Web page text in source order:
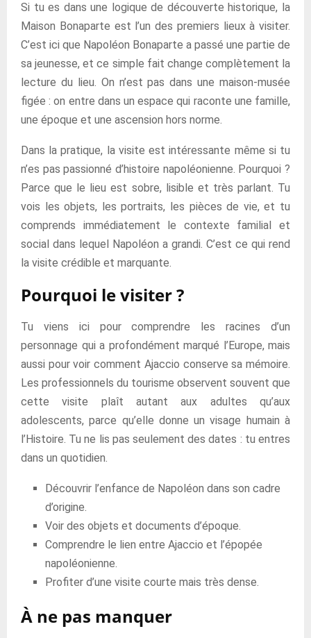
Si tu es dans une logique de découverte historique, la
Maison Bonaparte est l’un des premiers lieux à visiter.
C’est ici que Napoléon Bonaparte a passé une partie de
sa jeunesse, et ce simple fait change complètement la
lecture du lieu. On n’est pas dans une maison-musée
figée : on entre dans un espace qui raconte une famille,
une époque et une ascension hors norme.
Dans la pratique, la visite est intéressante même si tu
n’es pas passionné d’histoire napoléonienne. Pourquoi ?
Parce que le lieu est sobre, lisible et très parlant. Tu
vois les objets, les portraits, les pièces de vie, et tu
comprends immédiatement le contexte familial et
social dans lequel Napoléon a grandi. C’est ce qui rend
la visite crédible et marquante.
Pourquoi le visiter ?
Tu viens ici pour comprendre les racines d’un
personnage qui a profondément marqué l’Europe, mais
aussi pour voir comment Ajaccio conserve sa mémoire.
Les professionnels du tourisme observent souvent que
cette visite plaît autant aux adultes qu’aux
adolescents, parce qu’elle donne un visage humain à
l’Histoire. Tu ne lis pas seulement des dates : tu entres
dans un quotidien.
Découvrir l’enfance de Napoléon dans son cadre
d’origine.
Voir des objets et documents d’époque.
Comprendre le lien entre Ajaccio et l’épopée
napoléonienne.
Profiter d’une visite courte mais très dense.
À ne pas manquer